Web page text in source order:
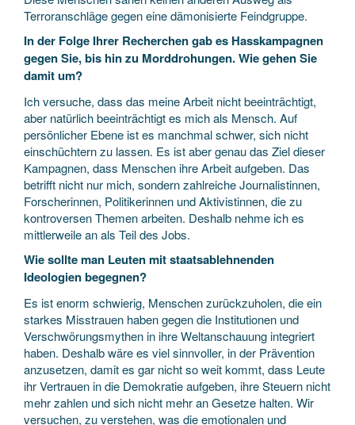
Terroranschläge gegen eine dämonisierte Feindgruppe.
In der Folge Ihrer Recherchen gab es Hasskampagnen
gegen Sie, bis hin zu Morddrohungen. Wie gehen Sie
damit um?
Ich versuche, dass das meine Arbeit nicht beeinträchtigt,
aber natürlich beeinträchtigt es mich als Mensch. Auf
persönlicher Ebene ist es manchmal schwer, sich nicht
einschüchtern zu lassen. Es ist aber genau das Ziel dieser
Kampagnen, dass Menschen ihre Arbeit aufgeben. Das
betrifft nicht nur mich, sondern zahlreiche Journalistinnen,
Forscherinnen, Politikerinnen und Aktivistinnen, die zu
kontroversen Themen arbeiten. Deshalb nehme ich es
mittlerweile an als Teil des Jobs.
Wie sollte man Leuten mit staatsablehnenden
Ideologien begegnen?
Es ist enorm schwierig, Menschen zurückzuholen, die ein
starkes Misstrauen haben gegen die Institutionen und
Verschwörungsmythen in ihre Weltanschauung integriert
haben. Deshalb wäre es viel sinnvoller, in der Prävention
anzusetzen, damit es gar nicht so weit kommt, dass Leute
ihr Vertrauen in die Demokratie aufgeben, ihre Steuern nicht
mehr zahlen und sich nicht mehr an Gesetze halten. Wir
versuchen, zu verstehen, was die emotionalen und